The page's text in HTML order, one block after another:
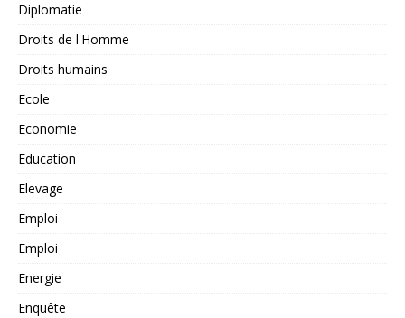
Diplomatie
Droits de l'Homme
Droits humains
Ecole
Economie
Education
Elevage
Emploi
Emploi
Energie
Enquête